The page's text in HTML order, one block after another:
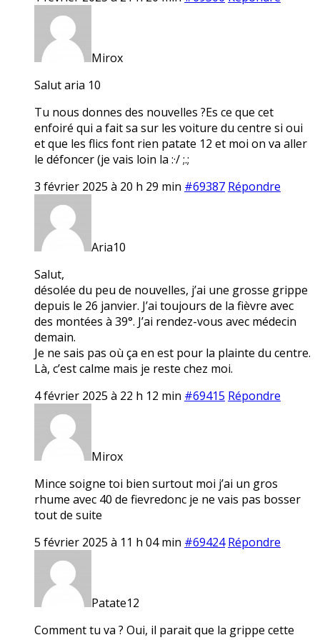
Mirox
Salut aria 10
Tu nous donnes des nouvelles ?Es ce que cet
enfoiré qui a fait sa sur les voiture du centre si oui
et que les flics font rien patate 12 et moi on va aller
le défoncer (je vais loin la :·/ ;.;
3 février 2025 à 20 h 29 min #69387 Répondre
Aria10
Salut,
désolée du peu de nouvelles, j’ai une grosse grippe
depuis le 26 janvier. J’ai toujours de la fièvre avec
des montées à 39°. J’ai rendez-vous avec médecin
demain.
Je ne sais pas où ça en est pour la plainte du centre.
Là, c’est calme mais je reste chez moi.
4 février 2025 à 22 h 12 min #69415 Répondre
Mirox
Mince soigne toi bien surtout moi j’ai un gros
rhume avec 40 de fievredonc je ne vais pas bosser
tout de suite
5 février 2025 à 11 h 04 min #69424 Répondre
Patate12
Comment tu va ? Oui, il parait que la grippe cette